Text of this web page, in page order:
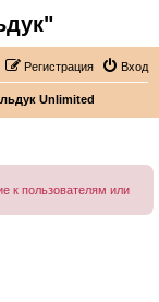
Вход
Регистрация
Unlimited
к пользователям или